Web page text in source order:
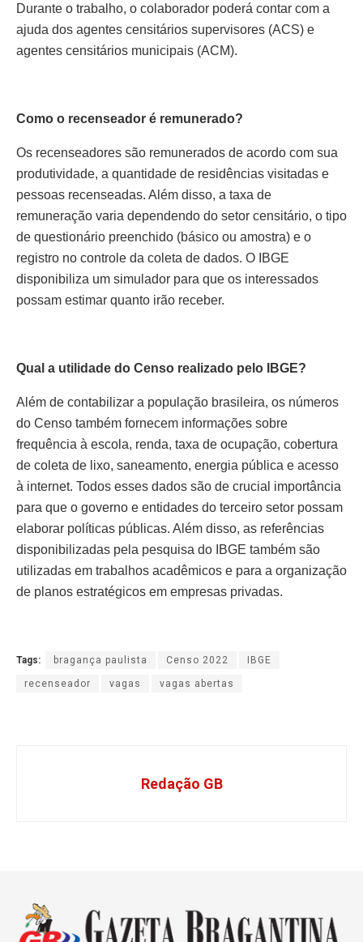
Durante o trabalho, o colaborador poderá contar com a
ajuda dos agentes censitários supervisores (ACS) e
agentes censitários municipais (ACM).
Como o recenseador é remunerado?
Os recenseadores são remunerados de acordo com sua
produtividade, a quantidade de residências visitadas e
pessoas recenseadas. Além disso, a taxa de
remuneração varia dependendo do setor censitário, o tipo
de questionário preenchido (básico ou amostra) e o
registro no controle da coleta de dados. O IBGE
disponibiliza um simulador para que os interessados
possam estimar quanto irão receber.
Qual a utilidade do Censo realizado pelo IBGE?
Além de contabilizar a população brasileira, os números
do Censo também fornecem informações sobre
frequência à escola, renda, taxa de ocupação, cobertura
de coleta de lixo, saneamento, energia pública e acesso
à internet. Todos esses dados são de crucial importância
para que o governo e entidades do terceiro setor possam
elaborar políticas públicas. Além disso, as referências
disponibilizadas pela pesquisa do IBGE também são
utilizadas em trabalhos acadêmicos e para a organização
de planos estratégicos em empresas privadas.
Tags: bragança paulista Censo 2022 IBGE
recenseador vagas vagas abertas
Redação GB